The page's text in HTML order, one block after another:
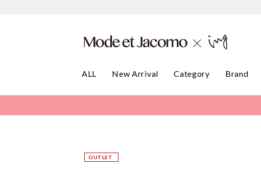
ALL New Arrival Category Brand